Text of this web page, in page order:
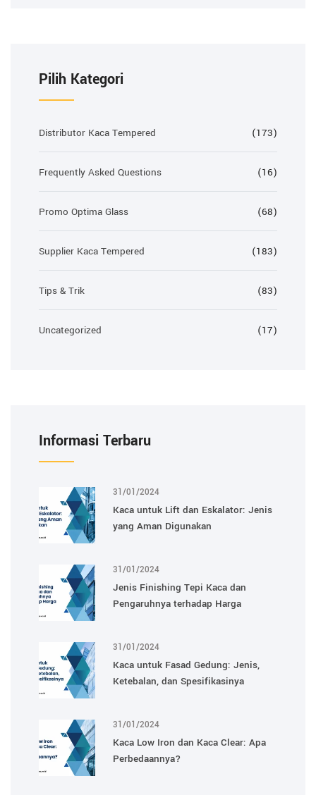
Pilih Kategori
Distributor Kaca Tempered (173)
Frequently Asked Questions (16)
Promo Optima Glass (68)
Supplier Kaca Tempered (183)
Tips & Trik (83)
Uncategorized (17)
Informasi Terbaru
31/01/2024
Kaca untuk Lift dan Eskalator: Jenis
yang Aman Digunakan
31/01/2024
Jenis Finishing Tepi Kaca dan
Pengaruhnya terhadap Harga
31/01/2024
Kaca untuk Fasad Gedung: Jenis,
Ketebalan, dan Spesifikasinya
31/01/2024
Kaca Low Iron dan Kaca Clear: Apa
Perbedaannya?